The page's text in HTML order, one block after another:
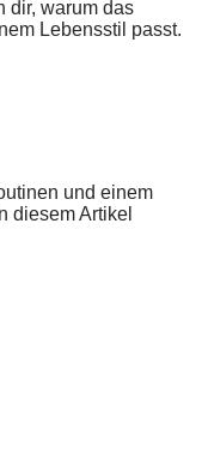
dir, warum das
Lebensstil passt.
und einem
diesem Artikel